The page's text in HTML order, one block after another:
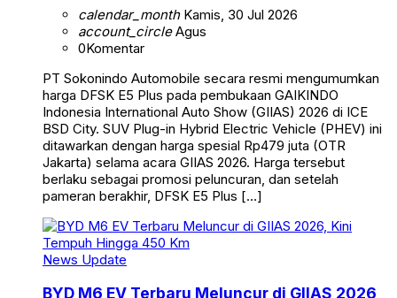
calendar_monthKamis, 30 Jul 2026
account_circleAgus
0Komentar
PT Sokonindo Automobile secara resmi mengumumkan
harga DFSK E5 Plus pada pembukaan GAIKINDO
Indonesia International Auto Show (GIIAS) 2026 di ICE
BSD City. SUV Plug-in Hybrid Electric Vehicle (PHEV) ini
ditawarkan dengan harga spesial Rp479 juta (OTR
Jakarta) selama acara GIIAS 2026. Harga tersebut
berlaku sebagai promosi peluncuran, dan setelah
pameran berakhir, DFSK E5 Plus […]
News Update
BYD M6 EV Terbaru Meluncur di GIIAS 2026,